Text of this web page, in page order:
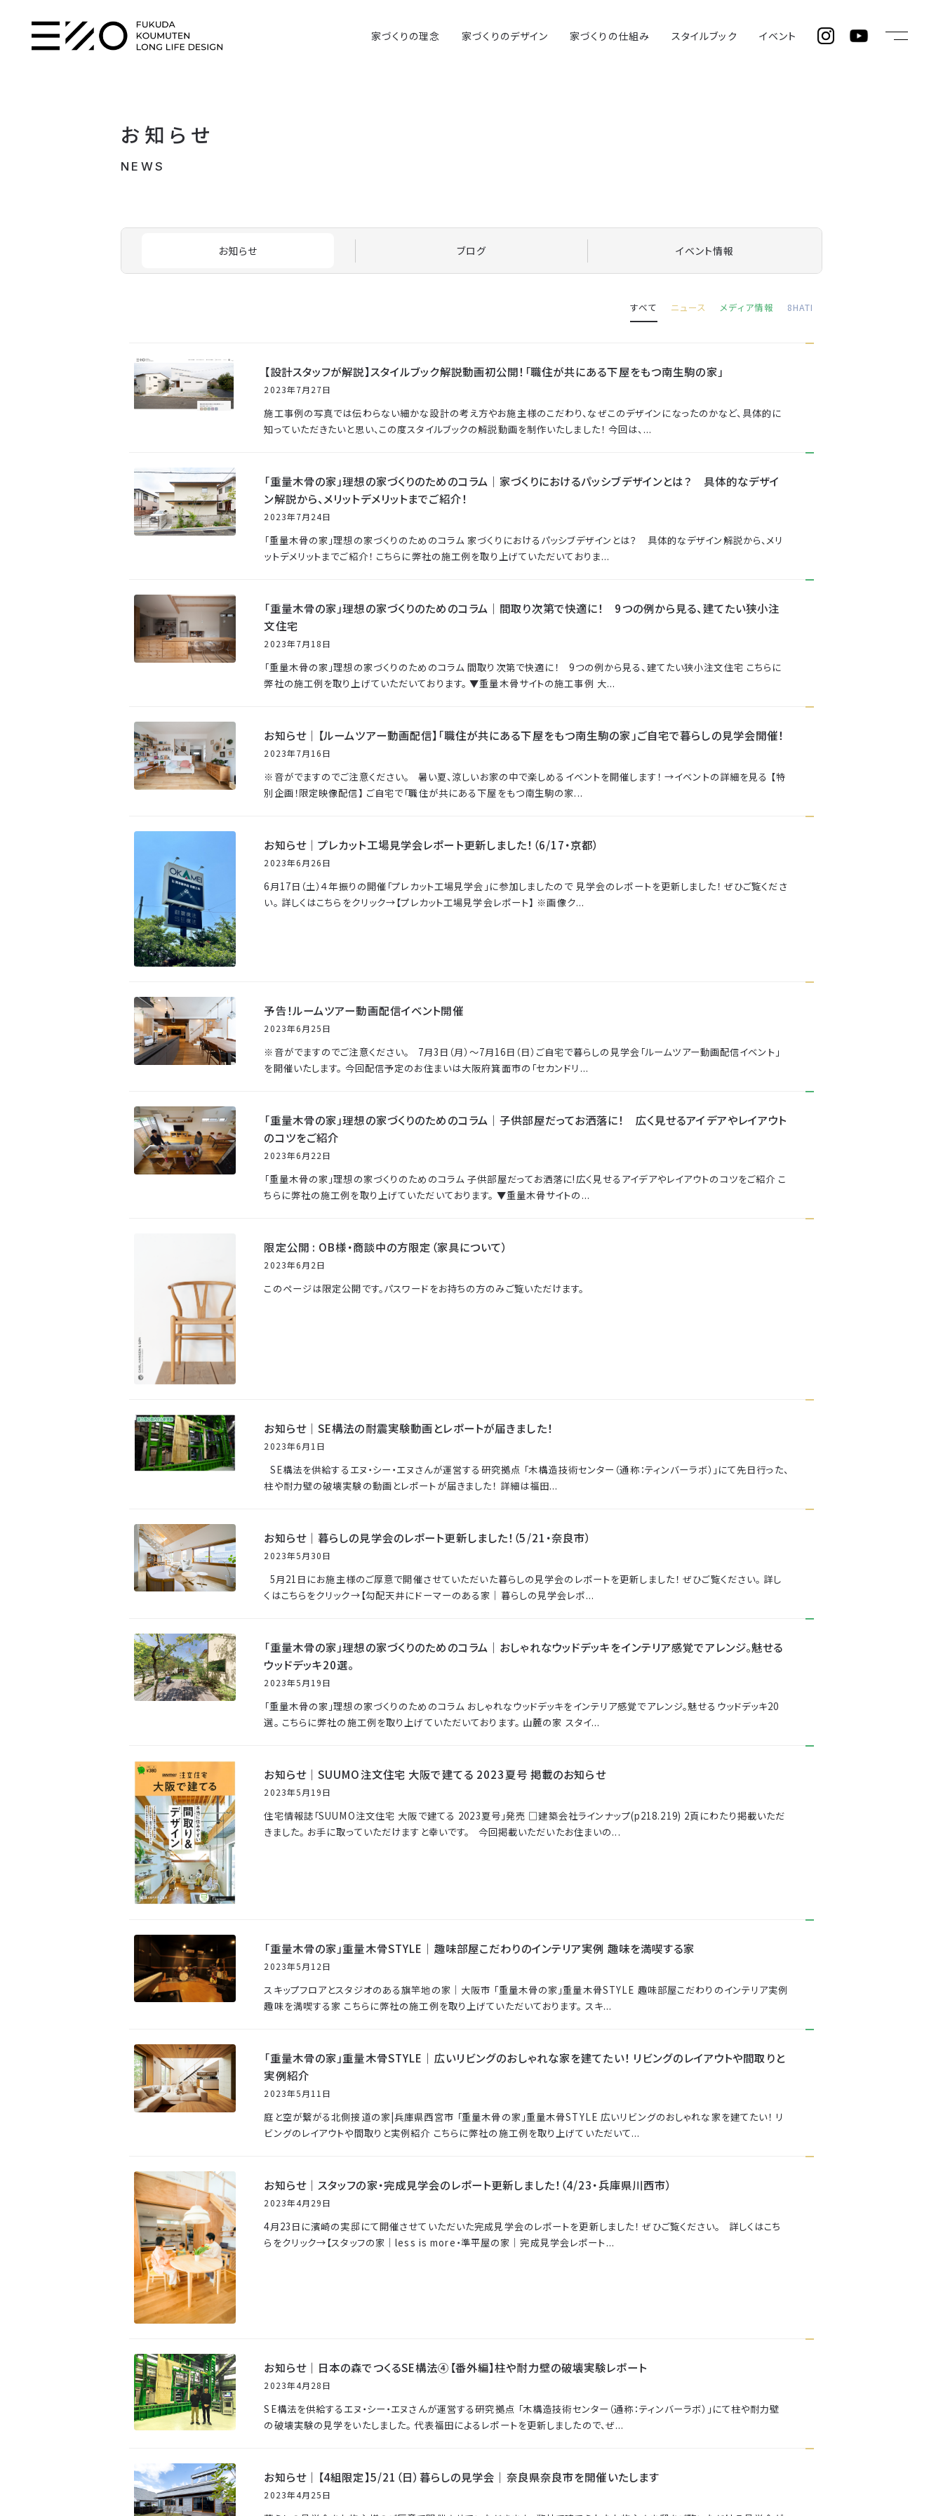
家づくりの理念 家づくりのデザイン 家づくりの仕組み スタイルブック イベント
お知らせ
NEWS
お知らせ ブログ イベント情報
すべて ニュース メディア情報 8HATI
【設計スタッフが解説】スタイルブック解説動画初公開！「職住が共にある下屋をもつ南生駒の家」
2023年7月27日
施工事例の写真では伝わらない細かな設計の考え方やお施主様のこだわり、なぜこのデザインになったのかなど、具体的に
知っていただきたいと思い、この度スタイルブックの解説動画を制作いたしました！ 今回は、...
「重量木骨の家」理想の家づくりのためのコラム｜家づくりにおけるパッシブデザインとは？ 具体的なデザイ
ン解説から、メリットデメリットまでご紹介！
2023年7月24日
「重量木骨の家」理想の家づくりのためのコラム 家づくりにおけるパッシブデザインとは？ 具体的なデザイン解説から、メリ
ットデメリットまでご紹介！ こちらに弊社の施工例を取り上げていただいておりま...
「重量木骨の家」理想の家づくりのためのコラム｜間取り次第で快適に！ 9つの例から見る、建てたい狭小注
文住宅
2023年7月18日
「重量木骨の家」理想の家づくりのためのコラム 間取り次第で快適に！ 9つの例から見る、建てたい狭小注文住宅 こちらに
弊社の施工例を取り上げていただいております。 ▼重量木骨サイトの施工事例 大...
お知らせ｜【ルームツアー動画配信】「職住が共にある下屋をもつ南生駒の家」ご自宅で暮らしの見学会開催！
2023年7月16日
※音がでますのでご注意ください。 暑い夏、涼しいお家の中で楽しめるイベントを開催します！ →イベントの詳細を見る 【特
別企画！限定映像配信】 ご自宅で「職住が共にある下屋をもつ南生駒の家...
お知らせ｜プレカット工場見学会レポート更新しました！（6/17・京都）
2023年6月26日
6月17日（土）４年振りの開催「プレカット工場見学会」に参加しましたので 見学会のレポートを更新しました！ ぜひご覧くださ
い。 詳しくはこちらをクリック→【プレカット工場見学会レポート】 ※画像ク...
予告！ルームツアー動画配信イベント開催
2023年6月25日
※音がでますのでご注意ください。 7月3日（月）〜7月16日（日）ご自宅で暮らしの見学会「ルームツアー動画配信イベント」
を開催いたします。 今回配信予定のお住まいは大阪府箕面市の「セカンドリ...
「重量木骨の家」理想の家づくりのためのコラム｜子供部屋だってお洒落に！ 広く見せるアイデアやレイアウト
のコツをご紹介
2023年6月22日
「重量木骨の家」理想の家づくりのためのコラム 子供部屋だってお洒落に!広く見せるアイデアやレイアウトのコツをご紹介 こ
ちらに弊社の施工例を取り上げていただいております。 ▼重量木骨サイトの...
限定公開 : OB様・商談中の方限定（家具について）
2023年6月2日
このページは限定公開です。パスワードをお持ちの方のみご覧いただけます。
お知らせ｜SE構法の耐震実験動画とレポートが届きました！
2023年6月1日
SE構法を供給するエヌ・シー・エヌさんが運営する研究拠点 「木構造技術センター（通称：ティンバーラボ）」にて先日行った、
柱や耐力壁の破壊実験の動画とレポートが届きました！ 詳細は福田...
お知らせ｜暮らしの見学会のレポート更新しました！（5/21・奈良市）
2023年5月30日
5月21日にお施主様のご厚意で開催させていただいた暮らしの見学会のレポートを更新しました！ ぜひご覧ください。 詳し
くはこちらをクリック→【勾配天井にドーマーのある家｜暮らしの見学会レポ...
「重量木骨の家」理想の家づくりのためのコラム｜おしゃれなウッドデッキをインテリア感覚でアレンジ。魅せる
ウッドデッキ20選。
2023年5月19日
「重量木骨の家」理想の家づくりのためのコラム おしゃれなウッドデッキをインテリア感覚でアレンジ。魅せるウッドデッキ20
選。 こちらに弊社の施工例を取り上げていただいております。 山麓の家 スタイ...
お知らせ｜SUUMO注文住宅 大阪で建てる 2023夏号 掲載のお知らせ
2023年5月19日
住宅情報誌「SUUMO注文住宅 大阪で建てる 2023夏号」発売 □建築会社ラインナップ(p218.219) 2頁にわたり掲載いただ
きました。 お手に取っていただけますと幸いです。 今回掲載いただいたお住まいの...
「重量木骨の家」重量木骨STYLE｜趣味部屋こだわりのインテリア実例 趣味を満喫する家
2023年5月12日
スキップフロアとスタジオのある旗竿地の家｜大阪市 「重量木骨の家」重量木骨STYLE 趣味部屋こだわりのインテリア実例
趣味を満喫する家 こちらに弊社の施工例を取り上げていただいております。 スキ...
「重量木骨の家」重量木骨STYLE｜広いリビングのおしゃれな家を建てたい！ リビングのレイアウトや間取りと
実例紹介
2023年5月11日
庭と空が繋がる北側接道の家|兵庫県西宮市 「重量木骨の家」重量木骨STYLE 広いリビングのおしゃれな家を建てたい！ リ
ビングのレイアウトや間取りと実例紹介 こちらに弊社の施工例を取り上げていただいて...
お知らせ｜スタッフの家・完成見学会のレポート更新しました！（4/23・兵庫県川西市）
2023年4月29日
4月23日に濱崎の実邸にて開催させていただいた完成見学会のレポートを更新しました！ ぜひご覧ください。 詳しくはこち
らをクリック→【スタッフの家｜less is more・準平屋の家｜完成見学会レポート...
お知らせ｜日本の森でつくるSE構法④【番外編】柱や耐力壁の破壊実験レポート
2023年4月28日
SE構法を供給するエヌ・シー・エヌさんが運営する研究拠点 「木構造技術センター（通称：ティンバーラボ）」にて柱や耐力壁
の破壊実験の見学をいたしました。 代表福田によるレポートを更新しましたので、ぜ...
お知らせ｜【4組限定】5/21（日）暮らしの見学会｜奈良県奈良市を開催いたします
2023年4月25日